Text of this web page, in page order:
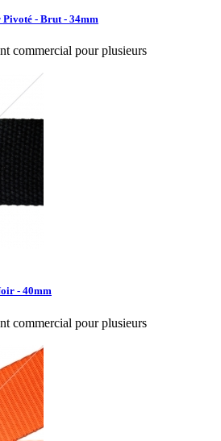
Pivoté - Brut - 34mm
commercial pour plusieurs
- 40mm
commercial pour plusieurs